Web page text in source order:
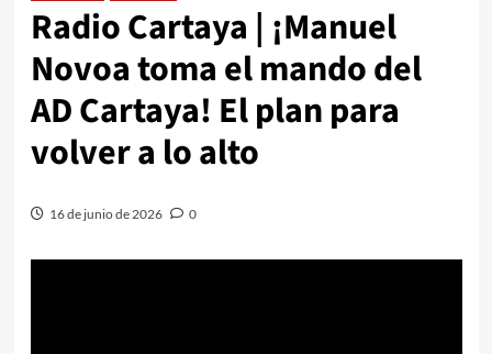
Radio Cartaya | ¡Manuel
Novoa toma el mando del
AD Cartaya! El plan para
volver a lo alto
16 de junio de 2026 0